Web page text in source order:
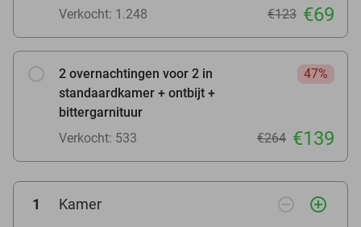
Verkocht: 1.248 €123 €69
2 overnachtingen voor 2 in
standaardkamer + ontbijt +
bittergarnituur
47%
Verkocht: 533 €264 €139
1 Kamer remove_circle_outline add_circle_outline